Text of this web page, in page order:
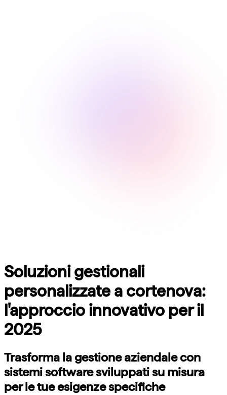
Soluzioni gestionali
personalizzate a cortenova:
l'approccio innovativo per il
2025
Trasforma la gestione aziendale con
sistemi software sviluppati su misura
per le tue esigenze specifiche